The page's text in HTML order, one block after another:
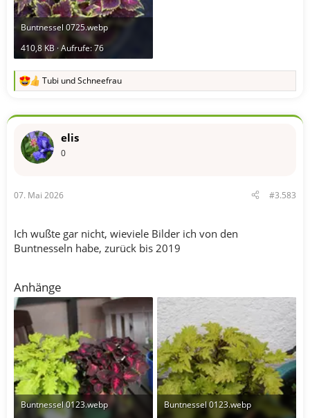
Buntnessel 0725.webp
410,8 KB · Aufrufe: 76
R
k
o
:
Tubi undSchneefrau
elis
0
07. Mai 2026 #3.583
Ich wußte gar nicht, wieviele Bilder ich von den
Buntnesseln habe, zurück bis 2019
Anhänge
Buntnessel 0123.webp
Buntnessel 0123.webp